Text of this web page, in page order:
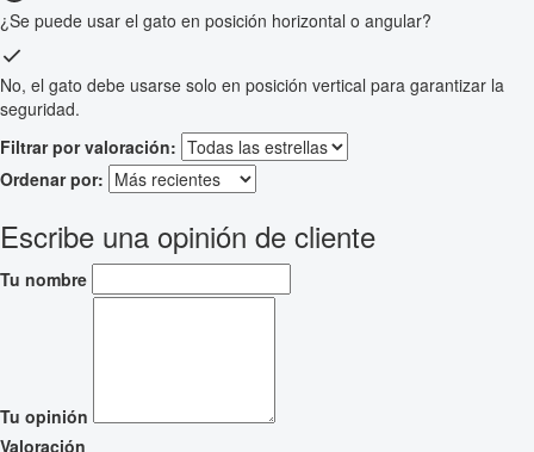
¿Se puede usar el gato en posición horizontal o angular?
No, el gato debe usarse solo en posición vertical para garantizar la
seguridad.
Filtrar por valoración:
Ordenar por:
Escribe una opinión de cliente
Tu nombre
Tu opinión
Valoración